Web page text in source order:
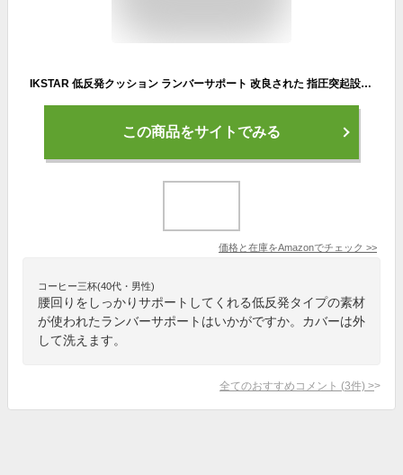
IKSTAR 低反発クッション ランバーサポート 改良された 指圧突起設計 RoHS安全基準クリア オフィス 椅子 車用 腰枕 リラックスクッション 取付バンド調節可能 カバー洗える ブラック
この商品をサイトでみる
価格と在庫をAmazonでチェック >>
コーヒー三杯(40代・男性)
腰回りをしっかりサポートしてくれる低反発タイプの素材
が使われたランバーサポートはいかがですか。カバーは外
して洗えます。
全てのおすすめコメント (3件) >